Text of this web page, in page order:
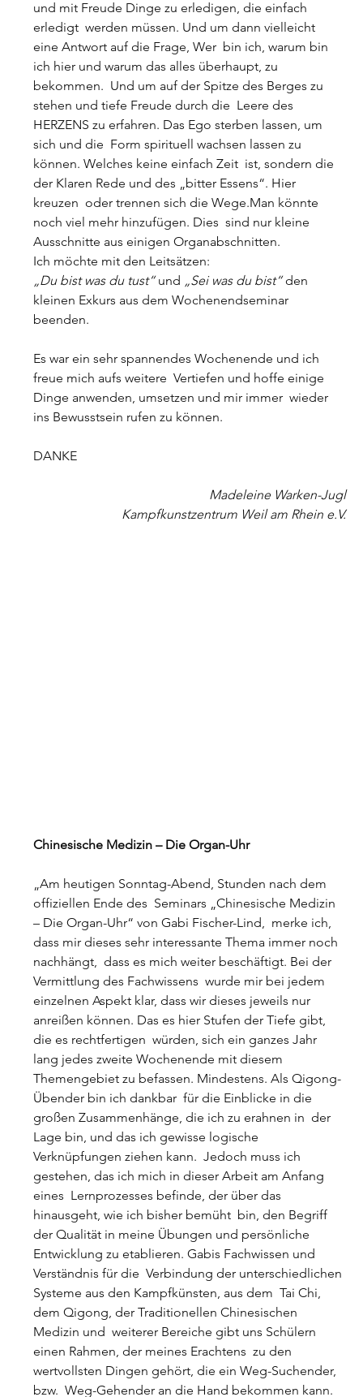
und mit Freude Dinge zu erledigen, die einfach
erledigt  werden müssen. Und um dann vielleicht
eine Antwort auf die Frage, Wer  bin ich, warum bin
ich hier und warum das alles überhaupt, zu
bekommen.  Und um auf der Spitze des Berges zu
stehen und tiefe Freude durch die  Leere des
HERZENS zu erfahren. Das Ego sterben lassen, um
sich und die  Form spirituell wachsen lassen zu
können. Welches keine einfach Zeit  ist, sondern die
der Klaren Rede und des „bitter Essens“. Hier
kreuzen  oder trennen sich die Wege.Man könnte
noch viel mehr hinzufügen. Dies  sind nur kleine
Ausschnitte aus einigen Organabschnitten.
Ich möchte mit den Leitsätzen:
„Du bist was du tust“ und „Sei was du bist“ den
kleinen Exkurs aus dem Wochenendseminar
beenden.
Es war ein sehr spannendes Wochenende und ich
freue mich aufs weitere  Vertiefen und hoffe einige
Dinge anwenden, umsetzen und mir immer  wieder
ins Bewusstsein rufen zu können.
DANKE
Madeleine Warken-Jugl
Kampfkunstzentrum Weil am Rhein e.V.
Chinesische Medizin – Die Organ-Uhr
„Am heutigen Sonntag-Abend, Stunden nach dem
offiziellen Ende des  Seminars „Chinesische Medizin
– Die Organ-Uhr“ von Gabi Fischer-Lind,  merke ich,
dass mir dieses sehr interessante Thema immer noch
nachhängt,  dass es mich weiter beschäftigt. Bei der
Vermittlung des Fachwissens  wurde mir bei jedem
einzelnen Aspekt klar, dass wir dieses jeweils nur
anreißen können. Das es hier Stufen der Tiefe gibt,
die es rechtfertigen  würden, sich ein ganzes Jahr
lang jedes zweite Wochenende mit diesem
Themengebiet zu befassen. Mindestens. Als Qigong-
Übender bin ich dankbar  für die Einblicke in die
großen Zusammenhänge, die ich zu erahnen in  der
Lage bin, und das ich gewisse logische
Verknüpfungen ziehen kann.  Jedoch muss ich
gestehen, das ich mich in dieser Arbeit am Anfang
eines  Lernprozesses befinde, der über das
hinausgeht, wie ich bisher bemüht  bin, den Begriff
der Qualität in meine Übungen und persönliche
Entwicklung zu etablieren. Gabis Fachwissen und
Verständnis für die  Verbindung der unterschiedlichen
Systeme aus den Kampfkünsten, aus dem  Tai Chi,
dem Qigong, der Traditionellen Chinesischen
Medizin und  weiterer Bereiche gibt uns Schülern
einen Rahmen, der meines Erachtens  zu den
wertvollsten Dingen gehört, die ein Weg-Suchender,
bzw.  Weg-Gehender an die Hand bekommen kann.